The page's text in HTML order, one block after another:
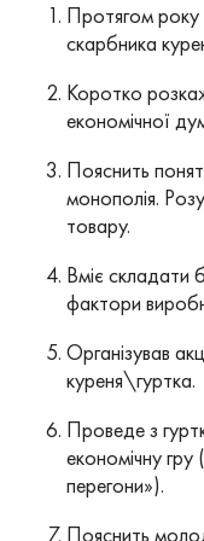
Протягом року
скарбника
Коротко
економічної
Пояснить
монополія.
товару.
Вміє складати
фактори
Організував
куреня\гуртка.
Проведе з
економічну
перегони»).
Пояснить